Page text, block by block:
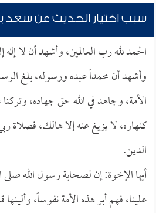
سبب اختيار الحديث عن سعد
الحمد لله رب العالمين، وأشهد أن لا إله
وأشهد أن محمداً عبده ورسوله، بلغ
الأمة، وجاهد في الله حق جهاده،
كنهاره، لا يزيغ عنه إلا هالك، فصلاة
الدين.
أيها الإخوة: إن لصحابة رسول الله
علينا، فهم أبر هذه الأمة نفوساً، وألينها